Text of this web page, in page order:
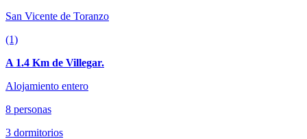
San Vicente de Toranzo
(1)
A 1.4 Km de Villegar.
Alojamiento entero
8 personas
3 dormitorios